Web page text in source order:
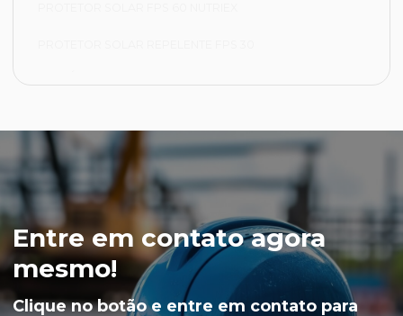
JAPONA FRIGORÍFICA
LUVA NYLON PARA CAMARA FRIA
LUVA VAQUETA TÉRMICA
MEIÃO EM LÃ PARA CAMARA FRIA
CAPUZ PARA CAMARA FRIA
Entre em contato agora
mesmo!
Clique no botão e entre em contato para